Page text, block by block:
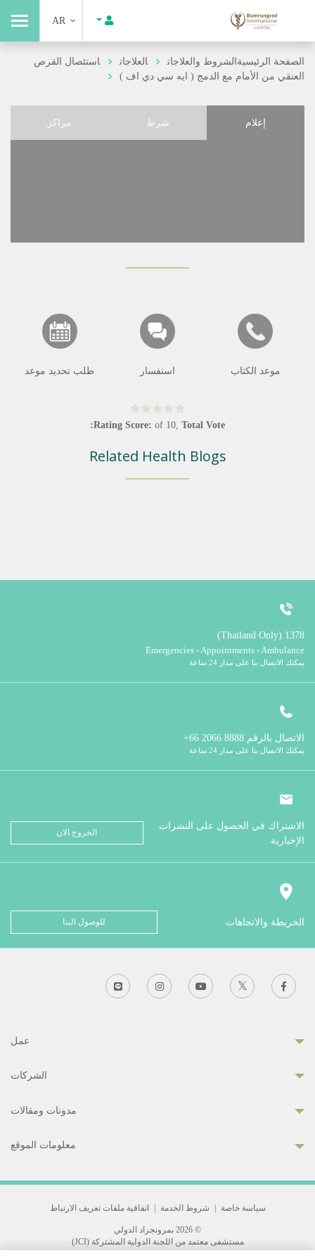
AR
الصفحة الرئيسيةالشروط والعلاجات العلاجات
استئصال القرص
العنقي من الأمام مع الدمج ( ايه سي دي اف )
إعلام شرط مراكز
موعد الكتاب استفسار طلب تحديد موعد
Rating Score: of 10, Total Vote:
Related Health Blogs
1378 (Thailand Only)
Emergencies - Appointments - Ambulance
يمكنك الاتصال بنا على مدار 24 ساعة
الاتصال بالرقم
يمكنك الاتصال بنا على مدار 24 ساعة
الاشتراك في الحصول على النشرات
الإخبارية
الخروج الان
الخريطة والاتجاهات للوصول الينا
عمل
الشركات
مدونات ومقالات
معلومات الموقع
سياسة خاصة شروط الخدمة اتفاقية ملفات تعريف الارتباط
© 2026 بمرونجراد الدولي
مستشفى معتمد من اللجنة الدولية المشتركة (JCI)